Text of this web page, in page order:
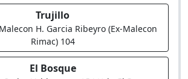
Trujillo
H. Garcia Ribeyro (Ex-Malecon
Rimac) 104
El Bosque